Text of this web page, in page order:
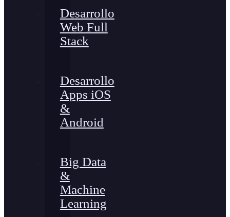
Desarrollo
Web Full
Stack
Desarrollo
Apps iOS
&
Android
Big Data
&
Machine
Learning